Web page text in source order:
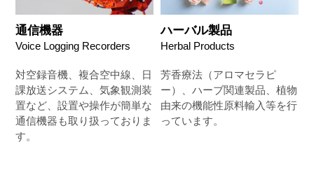
通信機器
Voice Logging Recorders
対空録音機、複合空中線、日
課放送システム、気象観測装
置など、設置や操作が簡単な
通信機器も取り扱っておりま
す。
ハーバル製品
Herbal Products
芳香療法（アロマセラピ
ー）、ハーブ関連製品、植物
由来の機能性原料輸入等を行
っています。